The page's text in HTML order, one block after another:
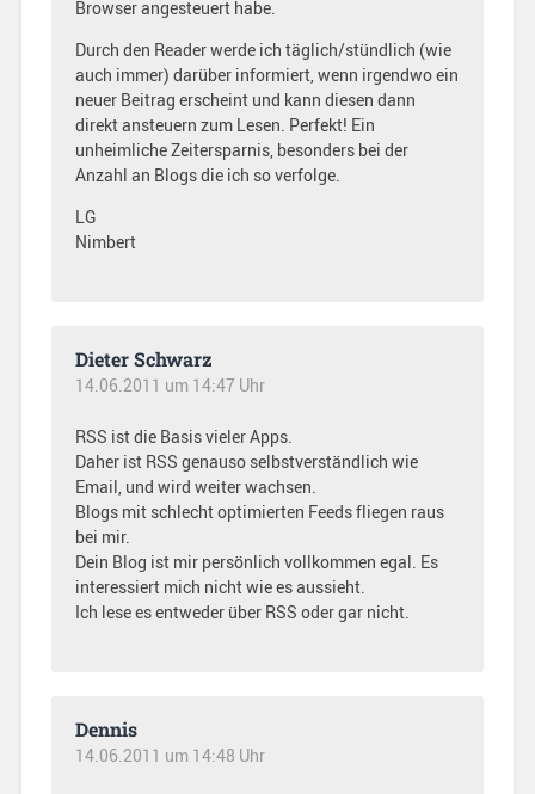
Browser angesteuert habe.
Durch den Reader werde ich täglich/stündlich (wie
auch immer) darüber informiert, wenn irgendwo ein
neuer Beitrag erscheint und kann diesen dann
direkt ansteuern zum Lesen. Perfekt! Ein
unheimliche Zeitersparnis, besonders bei der
Anzahl an Blogs die ich so verfolge.
LG
Nimbert
Dieter Schwarz
14.06.2011 um 14:47 Uhr
RSS ist die Basis vieler Apps.
Daher ist RSS genauso selbstverständlich wie
Email, und wird weiter wachsen.
Blogs mit schlecht optimierten Feeds fliegen raus
bei mir.
Dein Blog ist mir persönlich vollkommen egal. Es
interessiert mich nicht wie es aussieht.
Ich lese es entweder über RSS oder gar nicht.
Dennis
14.06.2011 um 14:48 Uhr